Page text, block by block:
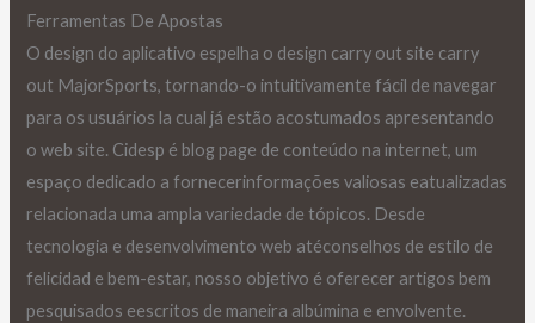
Ferramentas De Apostas
O design do aplicativo espelha o design carry out site carry
out MajorSports, tornando-o intuitivamente fácil de navegar
para os usuários la cual já estão acostumados apresentando
o web site. Cidesp é blog page de conteúdo na internet, um
espaço dedicado a fornecerinformações valiosas eatualizadas
relacionada uma ampla variedade de tópicos. Desde
tecnologia e desenvolvimento web atéconselhos de estilo de
felicidad e bem-estar, nosso objetivo é oferecer artigos bem
pesquisados eescritos de maneira albúmina e envolvente.